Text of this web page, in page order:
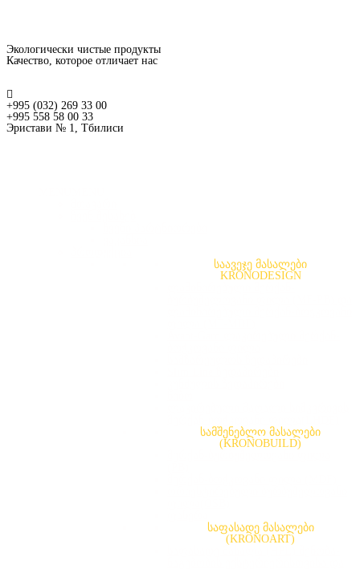
Экологически чистые продукты
Качество, которое отличает нас
+995 (032) 269 33 00
+995 558 58 00 33
Эристави № 1, Тбилиси
საავეჯე მასალები
KRONODESIGN
სამშენებლო მასალები
(KRONOBUILD)
საფასადე მასალები
(KRONOART)